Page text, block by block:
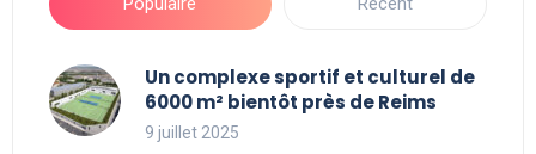
Un complexe sportif et culturel de
6000 m² bientôt près de Reims
9 juillet 2025